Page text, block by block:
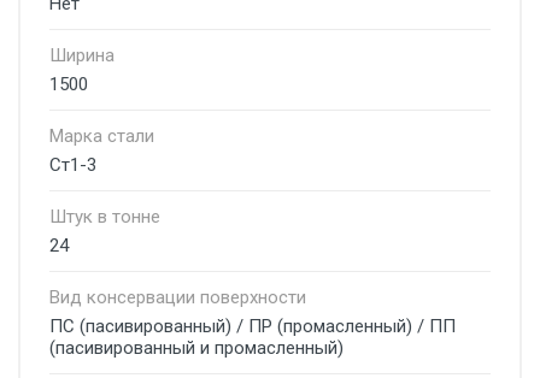
Ширина
1500
Марка стали
Ст1-3
Штук в тонне
24
Вид консервации поверхности
ПС (пасивированный) / ПР (промасленный) / ПП
(пасивированный и промасленный)